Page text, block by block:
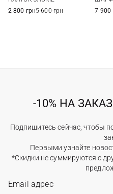
2 800 грн5 600 грн
7 900
-10% НА
Подпишитесь сейчас, чтобы
Первыми узнайте
*Скидки не суммируются с